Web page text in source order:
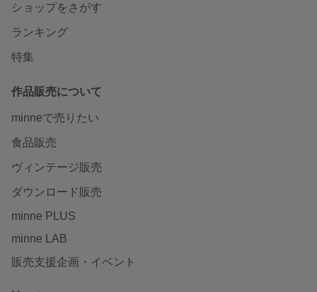
ショップをさがす
ランキング
特集
作品販売について
minneで売りたい
食品販売
ヴィンテージ販売
ダウンロード販売
minne PLUS
minne LAB
販売支援企画・イベント